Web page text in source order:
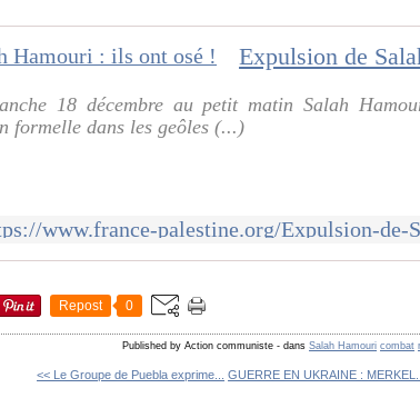
Expulsion de
18 décembre au petit matin Salah
formelle dans les geôles (...)
www.france-palestine.org/Expulsion-de-
Repost 0
Published by Action communiste - dansSalah Hamouri combat
<< Le Groupe de Puebla exprime... GUERRE EN UKRAINE :